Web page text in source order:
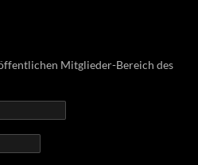
Mitglieder-Bereich des